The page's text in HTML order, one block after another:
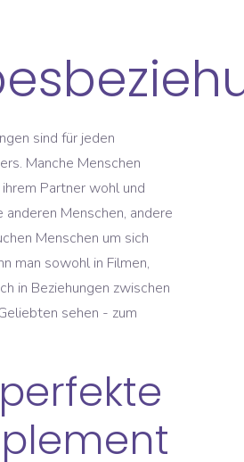
sind für jeden
Manche Menschen
Partner wohl und
anderen Menschen, andere
Menschen um sich
man sowohl in Filmen,
in Beziehungen zwischen
sehen - zum